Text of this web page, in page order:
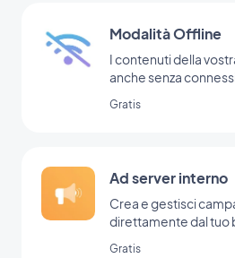
Modalità Offline
I contenuti della
anche senza
Gratis
Ad server interno
Crea e gestisci
direttamente dal tuo
Gratis